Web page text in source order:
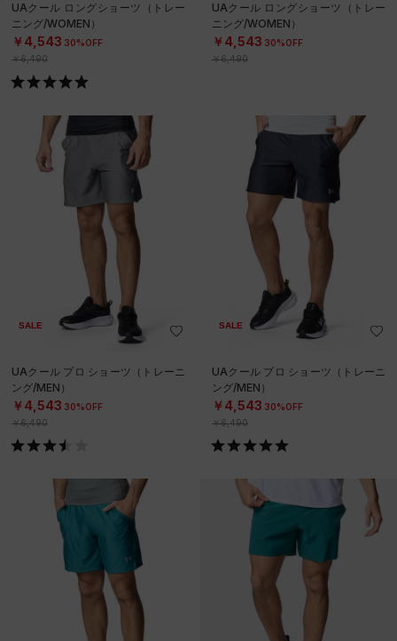
UAクール ロングショーツ（トレー
ニング/WOMEN）
￥4,543 30%OFF
￥6,490
UAクール ロングショーツ（トレー
ニング/WOMEN）
￥4,543 30%OFF
￥6,490
SALE
UAクール プロ ショーツ（トレーニ
ング/MEN）
￥4,543 30%OFF
￥6,490
SALE
UAクール プロ ショーツ（トレーニ
ング/MEN）
￥4,543 30%OFF
￥6,490